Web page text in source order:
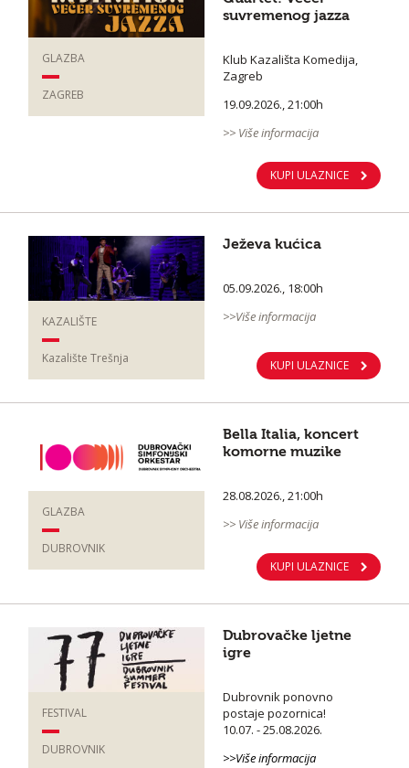
GLAZBA
ZAGREB
suvremenog jazza
Klub Kazališta Komedija,
Zagreb
19.09.2026., 21:00h
>> Više informacija
KUPI ULAZNICE
KAZALIŠTE
Kazalište Trešnja
Ježeva kućica
05.09.2026., 18:00h
>>Više informacija
KUPI ULAZNICE
GLAZBA
DUBROVNIK
Bella Italia, koncert
komorne muzike
28.08.2026., 21:00h
>> Više informacija
KUPI ULAZNICE
FESTIVAL
DUBROVNIK
Dubrovačke ljetne
igre
Dubrovnik ponovno
postaje pozornica!
10.07. - 25.08.2026.
>>Više informacija